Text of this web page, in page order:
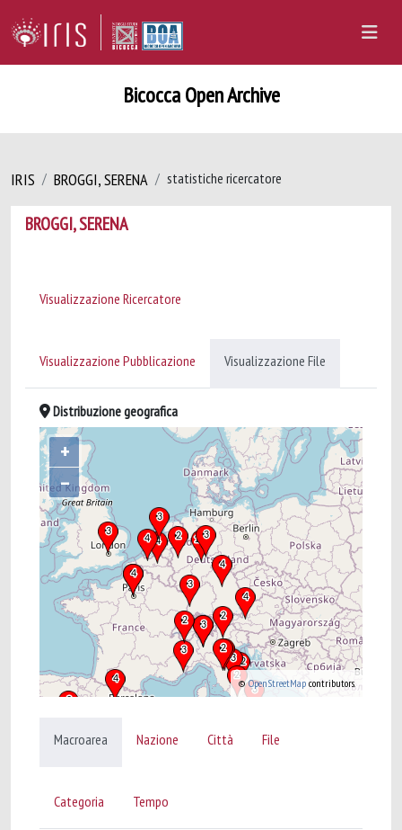
Bicocca Open Archive
IRIS BROGGI, SERENA statistiche ricercatore
BROGGI, SERENA
Visualizzazione Ricercatore
Visualizzazione Pubblicazione Visualizzazione File
Distribuzione geografica
+
–
©OpenStreetMap contributors.
Macroarea Nazione Città File
Categoria Tempo